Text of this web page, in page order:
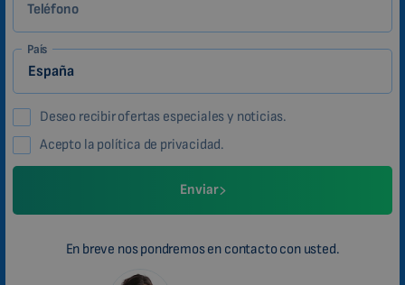
Teléfono
País
Deseo recibir ofertas especiales y noticias.
Acepto la política de privacidad.
Enviar
En breve nos pondremos en contacto con usted.